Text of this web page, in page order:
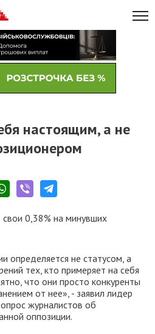
настоящим, а не
0,38% на минувших
определяется не статусом, а
тех, кто примеряет на себя
что они просто конкуренты
от нее», - заявил лидер
журналистов об
оппозиции.